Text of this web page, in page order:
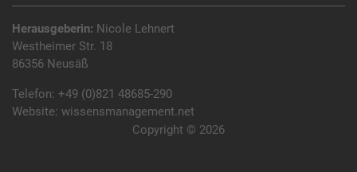
Herausgeberin: Nicole Lehnert
Westheimer Str. 18
86356 Neusäß
Telefon: +49 (0)821 48685-290
Website: wissensmanagement.net
Copyright © 2026